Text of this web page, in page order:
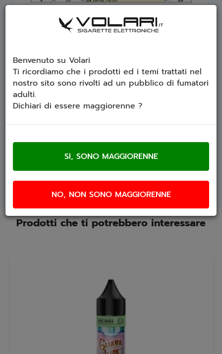
ATTENZIONE
ml
SCHEDA TECNICA
Prodotti che ti potrebbero interessare
Benvenuto su Volari
Ti ricordiamo che i prodotti ed i temi trattati nel
nostro sito sono rivolti ad un pubblico di fumatori
adulti.
Dichiari di essere maggiorenne ?
NO, NON SONO MAGGIORENNE